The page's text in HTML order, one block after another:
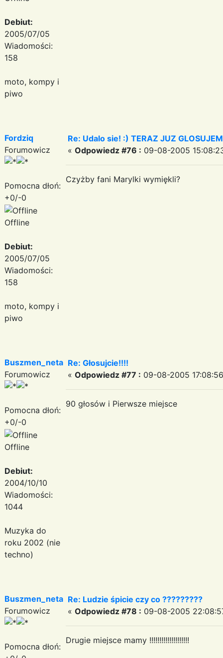
Debiut:
2005/07/05
Wiadomości:
158
moto, kompy i
piwo
Fordziq
Forumowicz
Pomocna dłoń:
+0/-0
Offline
Debiut:
2005/07/05
Wiadomości:
158
moto, kompy i
piwo
Re: Udalo sie! :) TERAZ JUZ
« Odpowiedz #76 : 09-08-2005
Czyżby fani Marylki wymiękli?
Buszmen_neta
Forumowicz
Pomocna dłoń:
+0/-0
Offline
Debiut:
2004/10/10
Wiadomości:
1044
Muzyka do
roku 2002 (nie
techno)
Re: Głosujcie!!!!
« Odpowiedz #77 : 09-08-2005
90 głosów i Pierwsze miejsce
Buszmen_neta
Forumowicz
Pomocna dłoń:
Re: Ludzie śpicie czy co ?????????
« Odpowiedz #78 : 09-08-2005
Drugie miejsce mamy !!!!!!!!!!!!!!!!!!!!